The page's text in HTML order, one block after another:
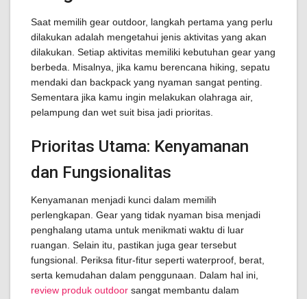
Saat memilih gear outdoor, langkah pertama yang perlu
dilakukan adalah mengetahui jenis aktivitas yang akan
dilakukan. Setiap aktivitas memiliki kebutuhan gear yang
berbeda. Misalnya, jika kamu berencana hiking, sepatu
mendaki dan backpack yang nyaman sangat penting.
Sementara jika kamu ingin melakukan olahraga air,
pelampung dan wet suit bisa jadi prioritas.
Prioritas Utama: Kenyamanan
dan Fungsionalitas
Kenyamanan menjadi kunci dalam memilih
perlengkapan. Gear yang tidak nyaman bisa menjadi
penghalang utama untuk menikmati waktu di luar
ruangan. Selain itu, pastikan juga gear tersebut
fungsional. Periksa fitur-fitur seperti waterproof, berat,
serta kemudahan dalam penggunaan. Dalam hal ini,
review produk outdoor sangat membantu dalam